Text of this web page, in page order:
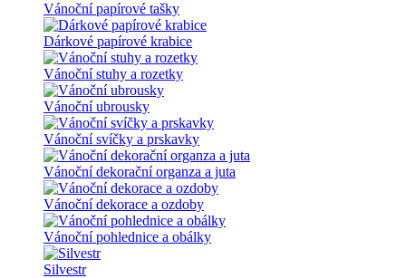
Vánoční papírové tašky
Dárkové papírové krabice
Vánoční stuhy a rozetky
Vánoční ubrousky
Vánoční svíčky a prskavky
Vánoční dekorační organza a juta
Vánoční dekorace a ozdoby
Vánoční pohlednice a obálky
Silvestr